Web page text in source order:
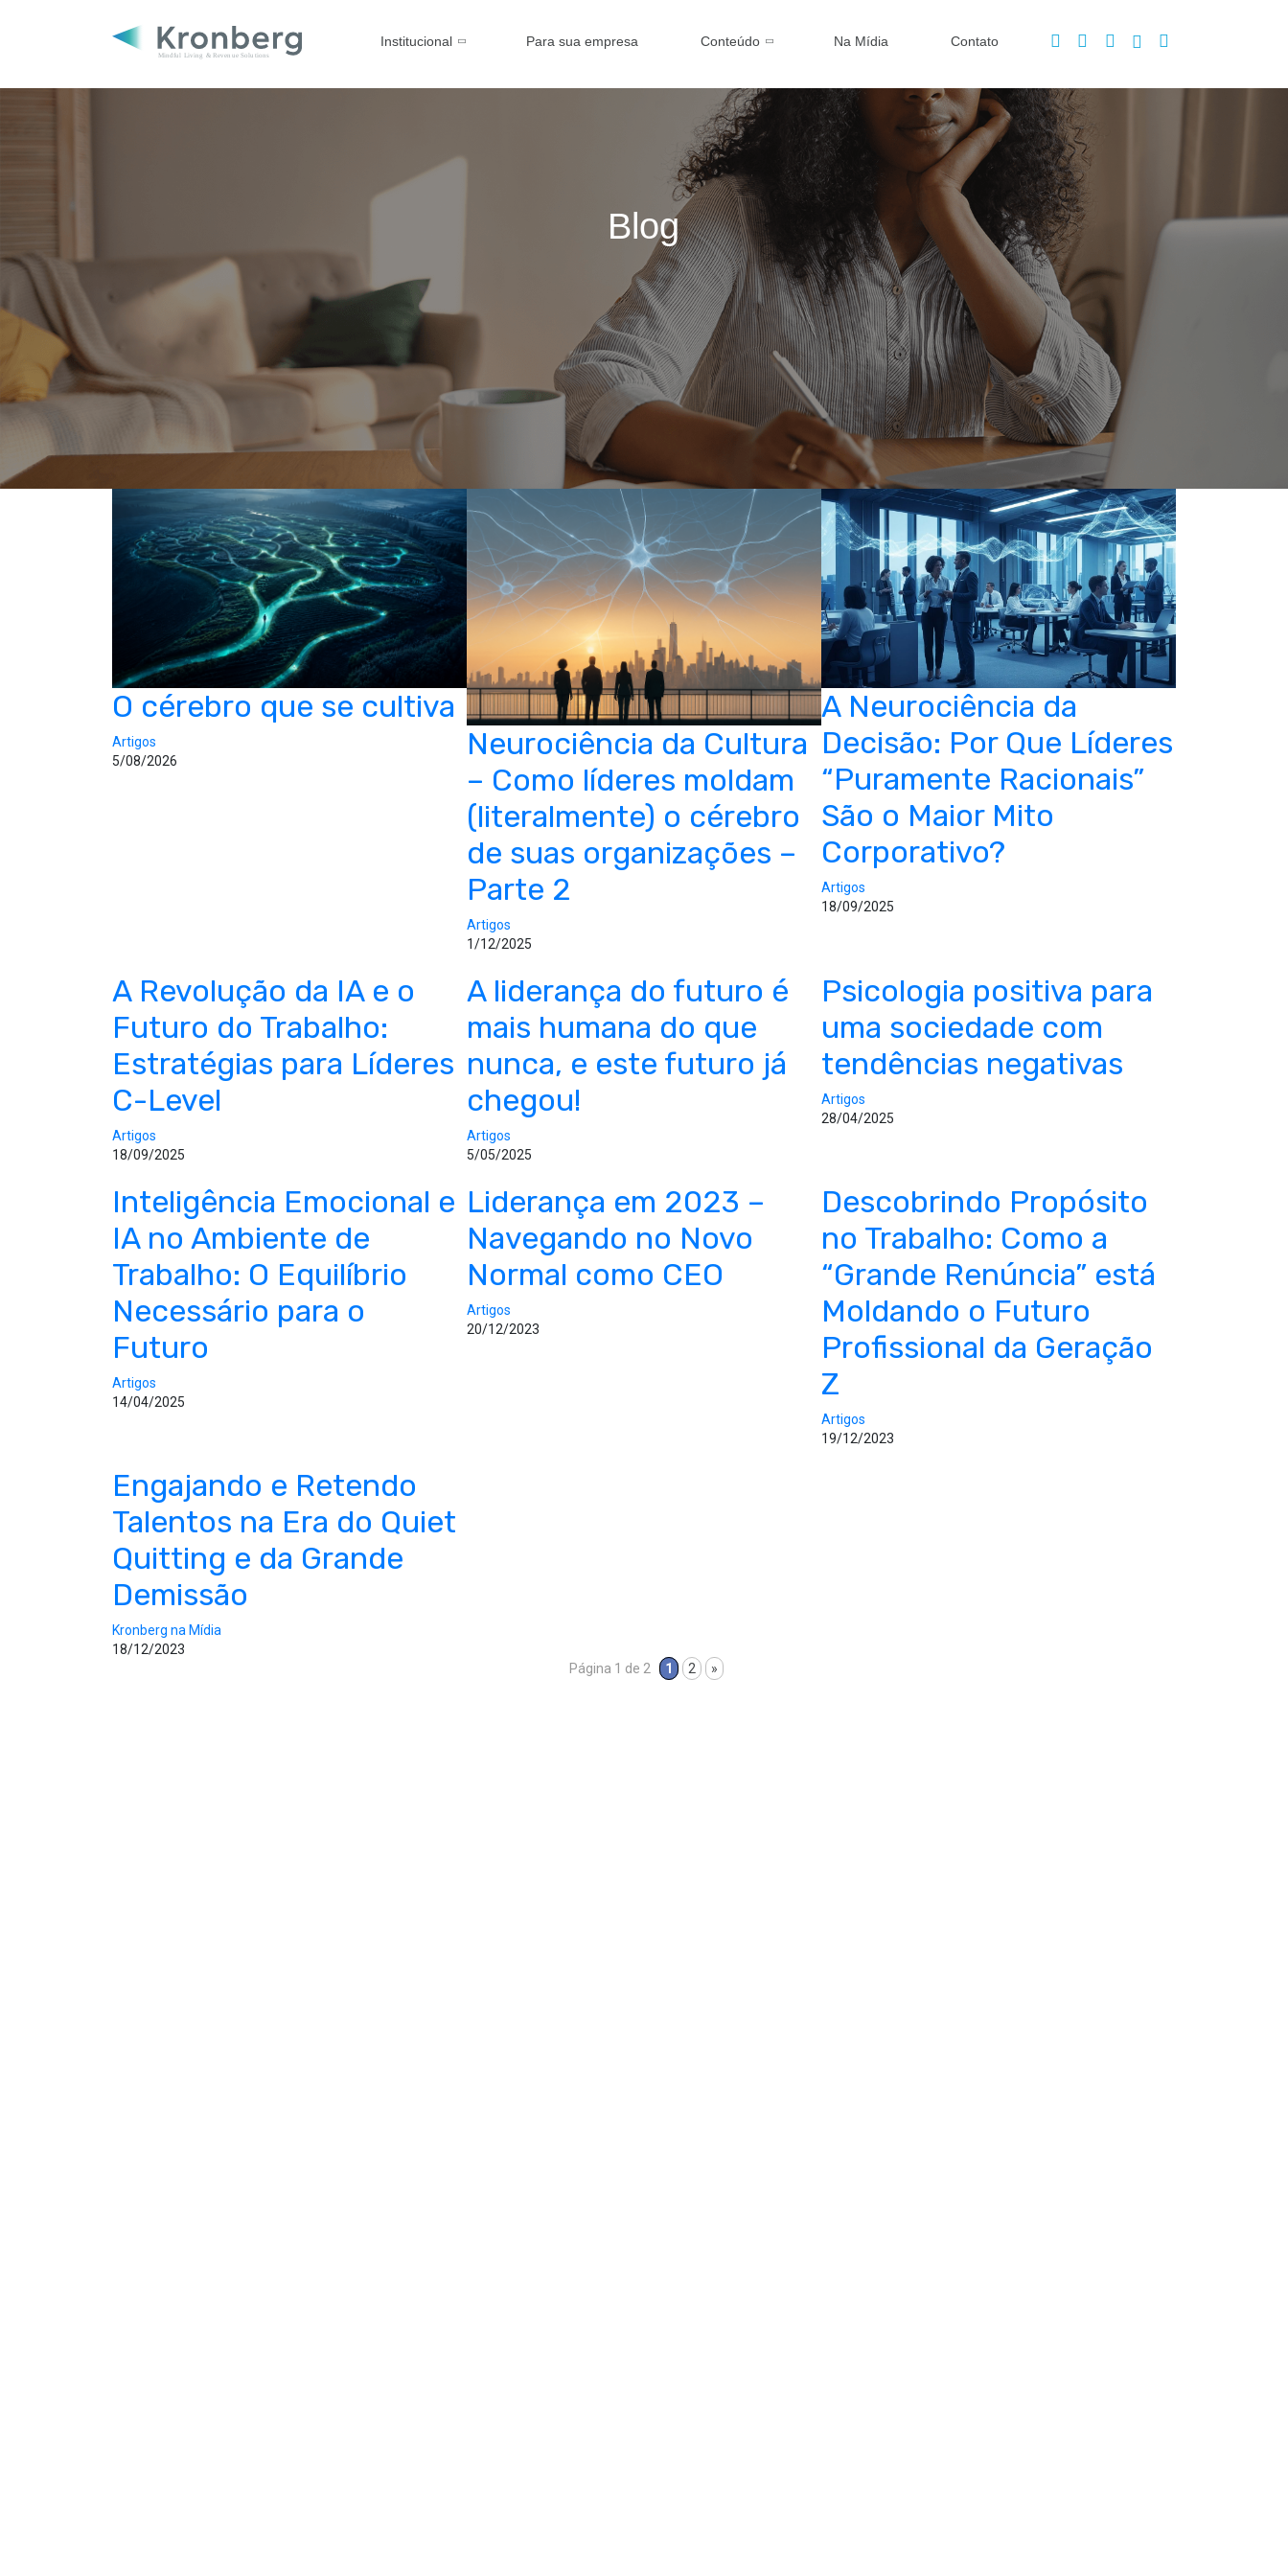
Institucional Para sua empresa Conteúdo Na Mídia Contato
Blog
O cérebro que se cultiva
Artigos
5/08/2026
Neurociência da Cultura
– Como líderes moldam
(literalmente) o cérebro
de suas organizações –
Parte 2
Artigos
1/12/2025
A Neurociência da
Decisão: Por Que Líderes
“Puramente Racionais”
São o Maior Mito
Corporativo?
Artigos
18/09/2025
A Revolução da IA e o
Futuro do Trabalho:
Estratégias para Líderes
C-Level
Artigos
18/09/2025
A liderança do futuro é
mais humana do que
nunca, e este futuro já
chegou!
Artigos
5/05/2025
Psicologia positiva para
uma sociedade com
tendências negativas
Artigos
28/04/2025
Inteligência Emocional e
IA no Ambiente de
Trabalho: O Equilíbrio
Necessário para o
Futuro
Artigos
14/04/2025
Liderança em 2023 –
Navegando no Novo
Normal como CEO
Artigos
20/12/2023
Descobrindo Propósito
no Trabalho: Como a
“Grande Renúncia” está
Moldando o Futuro
Profissional da Geração
Z
Artigos
19/12/2023
Engajando e Retendo
Talentos na Era do Quiet
Quitting e da Grande
Demissão
Kronberg na Mídia
18/12/2023
Página 1 de 2
1 2 »